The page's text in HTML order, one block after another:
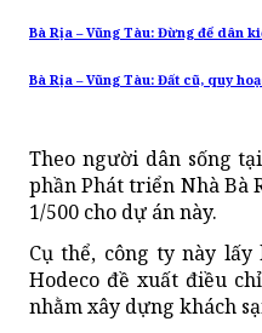
Bà Rịa – Vũng Tàu: Đừng để dân
Bà Rịa – Vũng Tàu: Đất cũ, quy
Theo người dân sống
phần Phát triển Nhà Bà
1/500 cho dự án này.
Cụ thể, công ty này
Hodeco đề xuất điều
nhằm xây dựng khách